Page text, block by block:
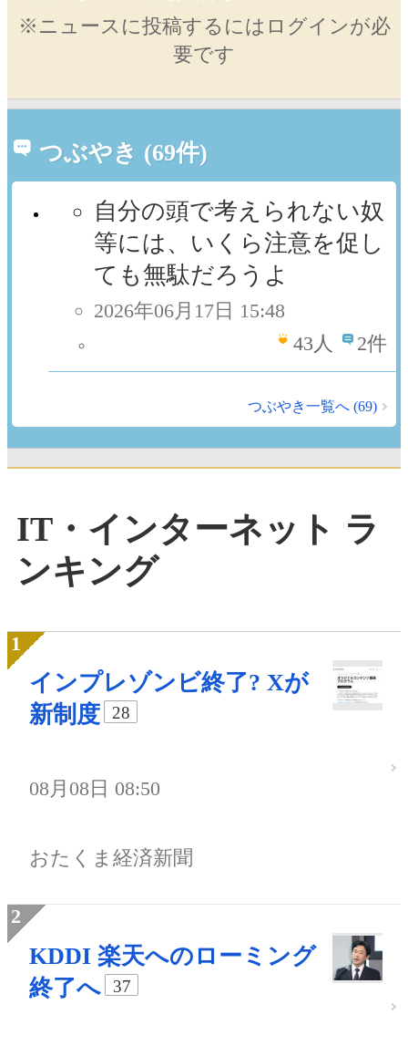
※ニュースに投稿するにはログインが必
要です
つぶやき (69件)
自分の頭で考えられない奴
等には、いくら注意を促し
ても無駄だろうよ
2026年06月17日 15:48
43 人 2件
つぶやき一覧へ (69)
IT・インターネット ラ
ンキング
インプレゾンビ終了? Xが
新制度
28
08月08日 08:50
おたくま経済新聞
KDDI 楽天へのローミング
終了へ
37